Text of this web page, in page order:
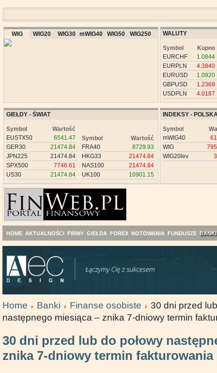
WIG WIG20 WIG30 mWIG40 WIG50 WIG250 WALUTY
Symbol
Kupno
EURCHF
1.0844
EURPLN
4.3840
EURUSD
1.0920
GBPUSD
1.2369
USDPLN
4.0187
GIEŁDY - ŚWIAT
Symbol
Wartość
EUSTX50
6541.47
GER30
21474.84
JPN225
21474.84
SPX500
7746.61
US30
21474.84
Symbol
Wartość
FRA40
8729.93
HKG33
21474.84
NAS100
21474.84
UK100
10901.15
INDEKSY -
Symbol
mWIG40
WIG
WIG20lev
HOME AKTUALNOŚCI FIRMY GIEŁDA FOREX NOTOWANIA FUNDUSZE BANKI
Home Banki Finanse osobiste
30 dni przed
następnego miesiąca – znika 7-dniowy termin
30 dni przed lub do połowy
znika 7-dniowy termin fakturowania